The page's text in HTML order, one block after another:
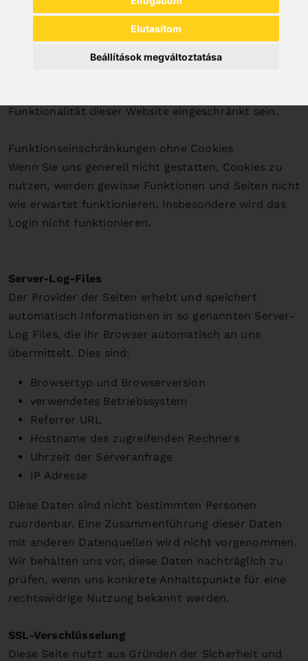
Elutasítom
Beállítások megváltoztatása
Cookies nur im Einzelfall erlauben, die Annahme von
Cookies für bestimmte Fälle oder generell
ausschließen sowie das automatische Löschen der
Funktionalität dieser Website eingeschränkt sein.
Funktionseinschränkungen ohne Cookies
Wenn Sie uns generell nicht gestatten, Cookies zu
nutzen, werden gewisse Funktionen und Seiten nicht
wie erwartet funktionieren. Insbesondere wird das
Login nicht funktionieren.
Server-Log-Files
Der Provider der Seiten erhebt und speichert
automatisch Informationen in so genannten Server-
Log Files, die Ihr Browser automatisch an uns
übermittelt. Dies sind:
Browsertyp und Browserversion
verwendetes Betriebssystem
Referrer URL
Hostname des zugreifenden Rechners
Uhrzeit der Serveranfrage
IP Adresse
Diese Daten sind nicht bestimmten Personen
zuordenbar. Eine Zusammenführung dieser Daten
mit anderen Datenquellen wird nicht vorgenommen.
Wir behalten uns vor, diese Daten nachträglich zu
prüfen, wenn uns konkrete Anhaltspunkte für eine
rechtswidrige Nutzung bekannt werden.
SSL-Verschlüsselung
Diese Seite nutzt aus Gründen der Sicherheit und